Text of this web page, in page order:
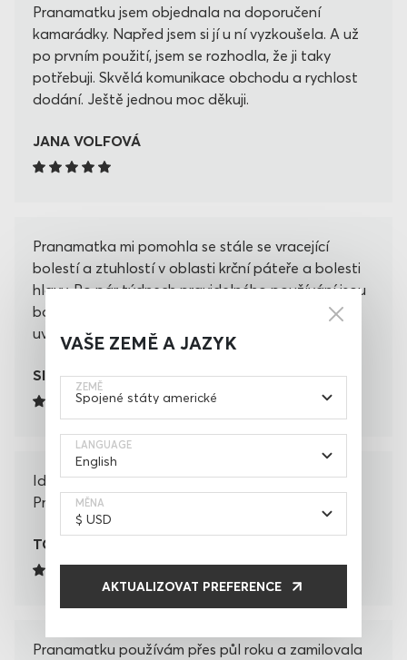
VAŠE ZEMĚ A JAZYK
ZEMĚ
LANGUAGE
MĚNA
AKTUALIZOVAT PREFERENCE
Pranamatku jsem objednala na doporučení
kamarádky. Napřed jsem si jí u ní vyzkoušela. A už
po prvním použití, jsem se rozhodla, že ji taky
potřebuji. Skvělá komunikace obchodu a rychlost
dodání. Ještě jednou moc děkuji.
JANA VOLFOVÁ
Pranamatka mi pomohla se stále se vracející
bolestí a ztuhlostí v oblasti krční páteře a bolesti
hlavy. Po pár týdnech pravidelného používání jsou
bolesti pryč, ale používám dál pro relaxaci a
uvolnění celého těla.
SILVIE BRATOVÁ
Ideální relax po dlouhém a náročném dni.
Pranamat mi vždy uvolní ztuhlá záda.
TOMÁŠ POHANKA
Pranamatku používám přes půl roku a zamilovala